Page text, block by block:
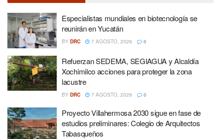
Especialistas mundiales en biotecnología se
reunirán en Yucatán
BY DRC 7 AGOSTO, 2026 0
Refuerzan SEDEMA, SEGIAGUA y Alcaldía
Xochimilco acciones para proteger la zona
lacustre
BY DRC 7 AGOSTO, 2026 0
Proyecto Villahermosa 2030 sigue en fase de
estudios preliminares: Colegio de Arquitectos
Tabasqueños